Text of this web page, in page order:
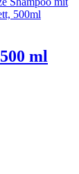
ml